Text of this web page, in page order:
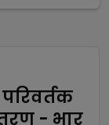
- भार